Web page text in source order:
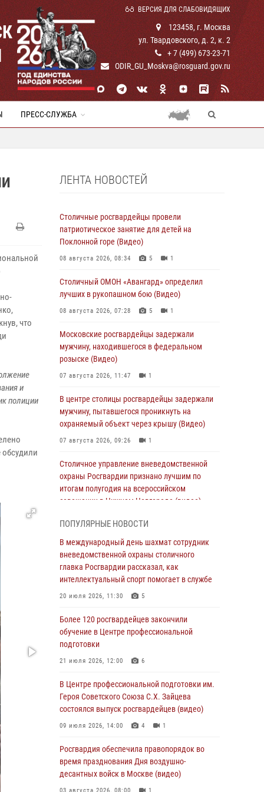
ВЕРСИЯ ДЛЯ СЛАБОВИДЯЩИХ
123458, г. Москва
ул. Твардовского, д. 2, к. 2
+ 7 (499) 673-23-71
ODIR_GU_Moskva@rosguard.gov.ru
ПРЕСС-СЛУЖБА
что
и
полиции
ЛЕНТА НОВОСТЕЙ
Столичные росгвардейцы провели
патриотическое занятие для детей на
Поклонной горе (Видео)
08 августа 2026, 08:34 5 1
Столичный ОМОН «Авангард» определил
лучших в рукопашном бою (Видео)
08 августа 2026, 07:28 5 1
Московские росгвардейцы задержали
мужчину, находившегося в федеральном
розыске (Видео)
07 августа 2026, 11:47 1
В центре столицы росгвардейцы задержали
мужчину, пытавшегося проникнуть на
охраняемый объект через крышу (Видео)
07 августа 2026, 09:26 1
Столичное управление вневедомственной
охраны Росгвардии признано лучшим по
итогам полугодия на всероссийском
совещании в Нижнем Новгороде (видео)
Столичные росгвардейцы задержали троих
мужчин, устроивших пьяный дебош в баре
(видео)
06 августа 2026, 11:20 1
безопасность на футбольном матче в Москве
обеспечила Росгвардия (видео)
06 августа 2026, 08:30
мужчину, устроившего дебош в букмекерской
конторе (Видео)
05 августа 2026, 12:39 1
безопасность проведения футбольного матча
Кубка России (Видео)
05 августа 2026, 12:35 1
ПОПУЛЯРНЫЕ НОВОСТИ
В международный день шахмат сотрудник
вневедомственной охраны столичного
главка Росгвардии рассказал, как
интеллектуальный спорт помогает в службе
20 июля 2026, 11:30 5
Более 120 росгвардейцев закончили
обучение в Центре профессиональной
подготовки
21 июля 2026, 12:00 6
В Центре профессиональной подготовки им.
Героя Советского Союза С.Х. Зайцева
состоялся выпуск росгвардейцев (видео)
09 июля 2026, 14:00 4 1
Росгвардия обеспечила правопорядок во
время празднования Дня воздушно-
десантных войск в Москве (видео)